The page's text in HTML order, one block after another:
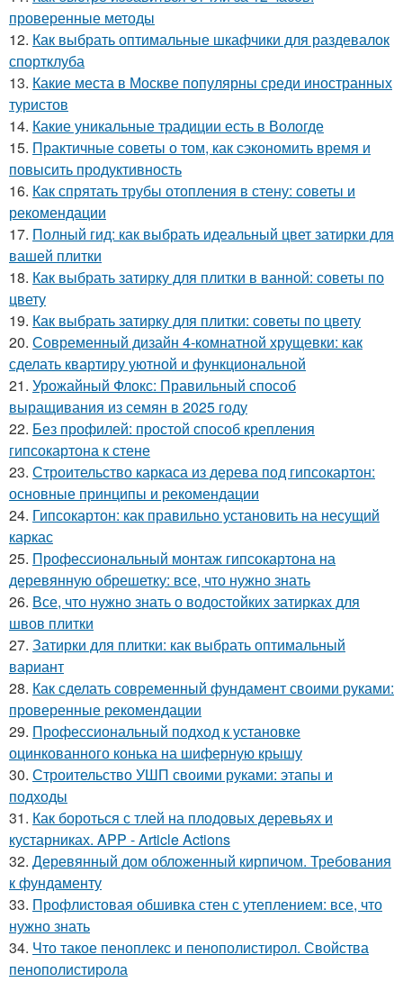
проверенные методы
12. Как выбрать оптимальные шкафчики для раздевалок
спортклуба
13. Какие места в Москве популярны среди иностранных
туристов
14. Какие уникальные традиции есть в Вологде
15. Практичные советы о том, как сэкономить время и
повысить продуктивность
16. Как спрятать трубы отопления в стену: советы и
рекомендации
17. Полный гид: как выбрать идеальный цвет затирки для
вашей плитки
18. Как выбрать затирку для плитки в ванной: советы по
цвету
19. Как выбрать затирку для плитки: советы по цвету
20. Современный дизайн 4-комнатной хрущевки: как
сделать квартиру уютной и функциональной
21. Урожайный Флокс: Правильный способ
выращивания из семян в 2025 году
22. Без профилей: простой способ крепления
гипсокартона к стене
23. Строительство каркаса из дерева под гипсокартон:
основные принципы и рекомендации
24. Гипсокартон: как правильно установить на несущий
каркас
25. Профессиональный монтаж гипсокартона на
деревянную обрешетку: все, что нужно знать
26. Все, что нужно знать о водостойких затирках для
швов плитки
27. Затирки для плитки: как выбрать оптимальный
вариант
28. Как сделать современный фундамент своими руками:
проверенные рекомендации
29. Профессиональный подход к установке
оцинкованного конька на шиферную крышу
30. Строительство УШП своими руками: этапы и
подходы
31. Как бороться с тлей на плодовых деревьях и
кустарниках. APP - Article Actions
32. Деревянный дом обложенный кирпичом. Требования
к фундаменту
33. Профлистовая обшивка стен с утеплением: все, что
нужно знать
34. Что такое пеноплекс и пенополистирол. Свойства
пенополистирола